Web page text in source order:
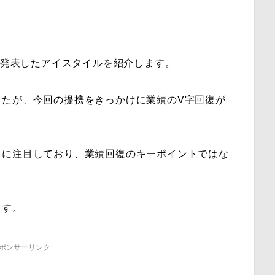
表したアイスタイルを紹介します。
が、今回の提携をきっかけに業績のV字回復が
注目しており、業績回復のキーポイントではな
。
ンサーリンク